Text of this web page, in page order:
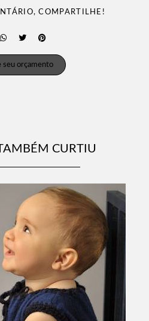
COMPARTILHE!
seu orçamento
CURTIU